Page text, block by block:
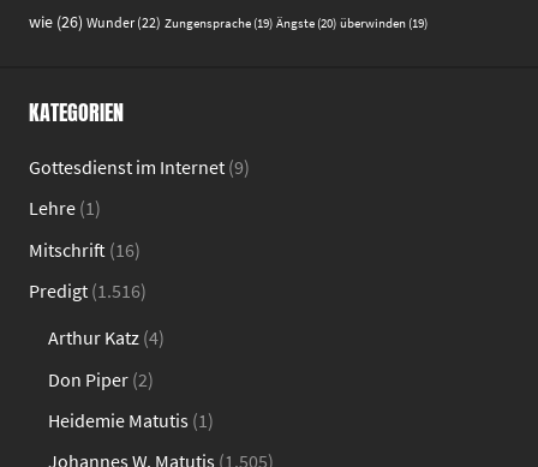
wie (26) Wunder (22) Zungensprache (19) Ängste (20) überwinden (19)
KATEGORIEN
Gottesdienst im Internet (9)
Lehre (1)
Mitschrift (16)
Predigt (1.516)
Arthur Katz (4)
Don Piper (2)
Heidemie Matutis (1)
Johannes W. Matutis (1.505)